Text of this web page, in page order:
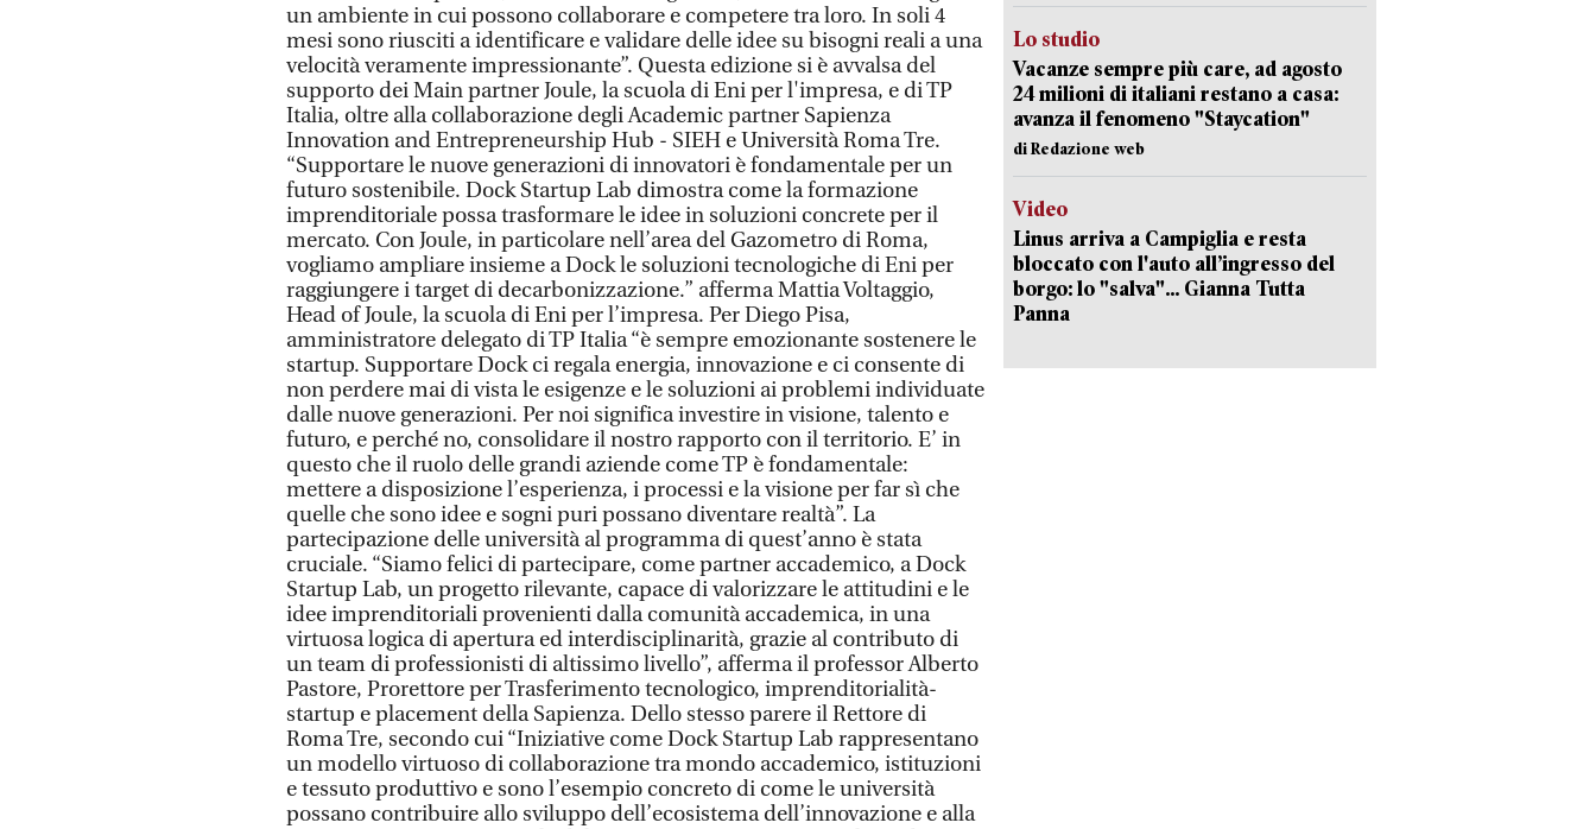
un ambiente in cui possono collaborare e competere tra loro. In soli 4
mesi sono riusciti a identificare e validare delle idee su bisogni reali a una
velocità veramente impressionante”. Questa edizione si è avvalsa del
supporto dei Main partner Joule, la scuola di Eni per l'impresa, e di TP
Italia, oltre alla collaborazione degli Academic partner Sapienza
Innovation and Entrepreneurship Hub - SIEH e Università Roma Tre.
“Supportare le nuove generazioni di innovatori è fondamentale per un
futuro sostenibile. Dock Startup Lab dimostra come la formazione
imprenditoriale possa trasformare le idee in soluzioni concrete per il
mercato. Con Joule, in particolare nell’area del Gazometro di Roma,
vogliamo ampliare insieme a Dock le soluzioni tecnologiche di Eni per
raggiungere i target di decarbonizzazione.” afferma Mattia Voltaggio,
Head of Joule, la scuola di Eni per l’impresa. Per Diego Pisa,
amministratore delegato di TP Italia “è sempre emozionante sostenere le
startup. Supportare Dock ci regala energia, innovazione e ci consente di
non perdere mai di vista le esigenze e le soluzioni ai problemi individuate
dalle nuove generazioni. Per noi significa investire in visione, talento e
futuro, e perché no, consolidare il nostro rapporto con il territorio. E’ in
questo che il ruolo delle grandi aziende come TP è fondamentale:
mettere a disposizione l’esperienza, i processi e la visione per far sì che
quelle che sono idee e sogni puri possano diventare realtà”. La
partecipazione delle università al programma di quest’anno è stata
cruciale. “Siamo felici di partecipare, come partner accademico, a Dock
Startup Lab, un progetto rilevante, capace di valorizzare le attitudini e le
idee imprenditoriali provenienti dalla comunità accademica, in una
virtuosa logica di apertura ed interdisciplinarità, grazie al contributo di
un team di professionisti di altissimo livello”, afferma il professor Alberto
Pastore, Prorettore per Trasferimento tecnologico, imprenditorialità-
startup e placement della Sapienza. Dello stesso parere il Rettore di
Roma Tre, secondo cui “Iniziative come Dock Startup Lab rappresentano
un modello virtuoso di collaborazione tra mondo accademico, istituzioni
e tessuto produttivo e sono l’esempio concreto di come le università
possano contribuire allo sviluppo dell’ecosistema dell’innovazione e alla
Lo studio
Vacanze sempre più care, ad agosto
24 milioni di italiani restano a casa:
avanza il fenomeno "Staycation"
di Redazione web
Video
Linus arriva a Campiglia e resta
bloccato con l'auto all’ingresso del
borgo: lo "salva"... Gianna Tutta
Panna